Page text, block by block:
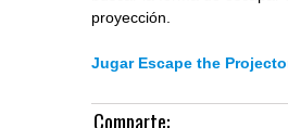
proyección.
Jugar Escape the
Comparte: